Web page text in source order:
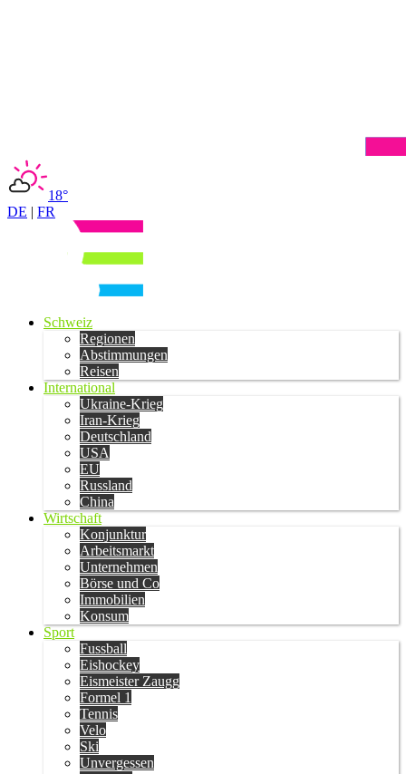
18°
DE | FR
Schweiz
Regionen
Abstimmungen
Reisen
International
Ukraine-Krieg
Iran-Krieg
Deutschland
USA
EU
Russland
China
Wirtschaft
Konjunktur
Arbeitsmarkt
Unternehmen
Börse und Co
Immobilien
Konsum
Sport
Fussball
Eishockey
Eismeister Zaugg
Formel 1
Tennis
Velo
Ski
Unvergessen